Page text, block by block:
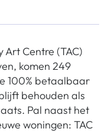
Art Centre (TAC)
komen 249
100% betaalbaar
behouden als
Pal naast het
woningen: TAC